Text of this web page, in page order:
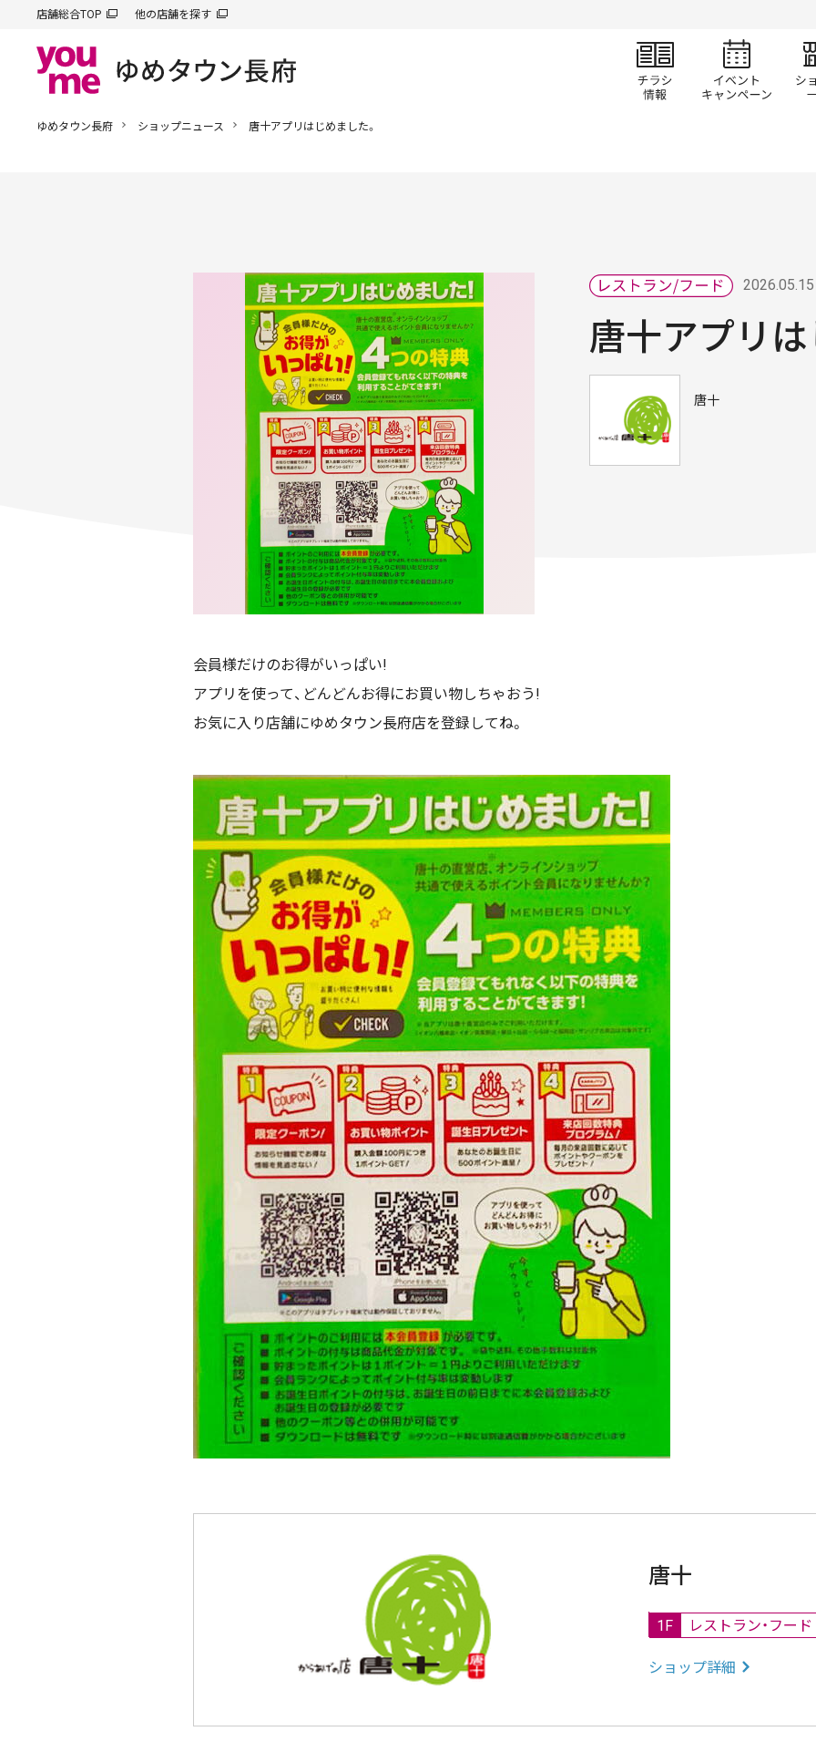
店舗総合TOP 他の店舗を探す
チラシ情報 イ
ゆめタウン長府 ショップニュース 唐十アプリはじめました。
2026.05.15
唐十アプリ
唐十
会員様だけのお得がいっぱい!
アプリを使って、どんどんお得にお買い物しちゃおう!
お気に入り店舗にゆめタウン長府店を登録してね。
唐十
1F レストラン・フード
ショップ詳細